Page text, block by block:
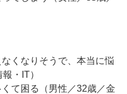
くなりそうで、本当に悩
・IT）
て困る（男性／32歳／金